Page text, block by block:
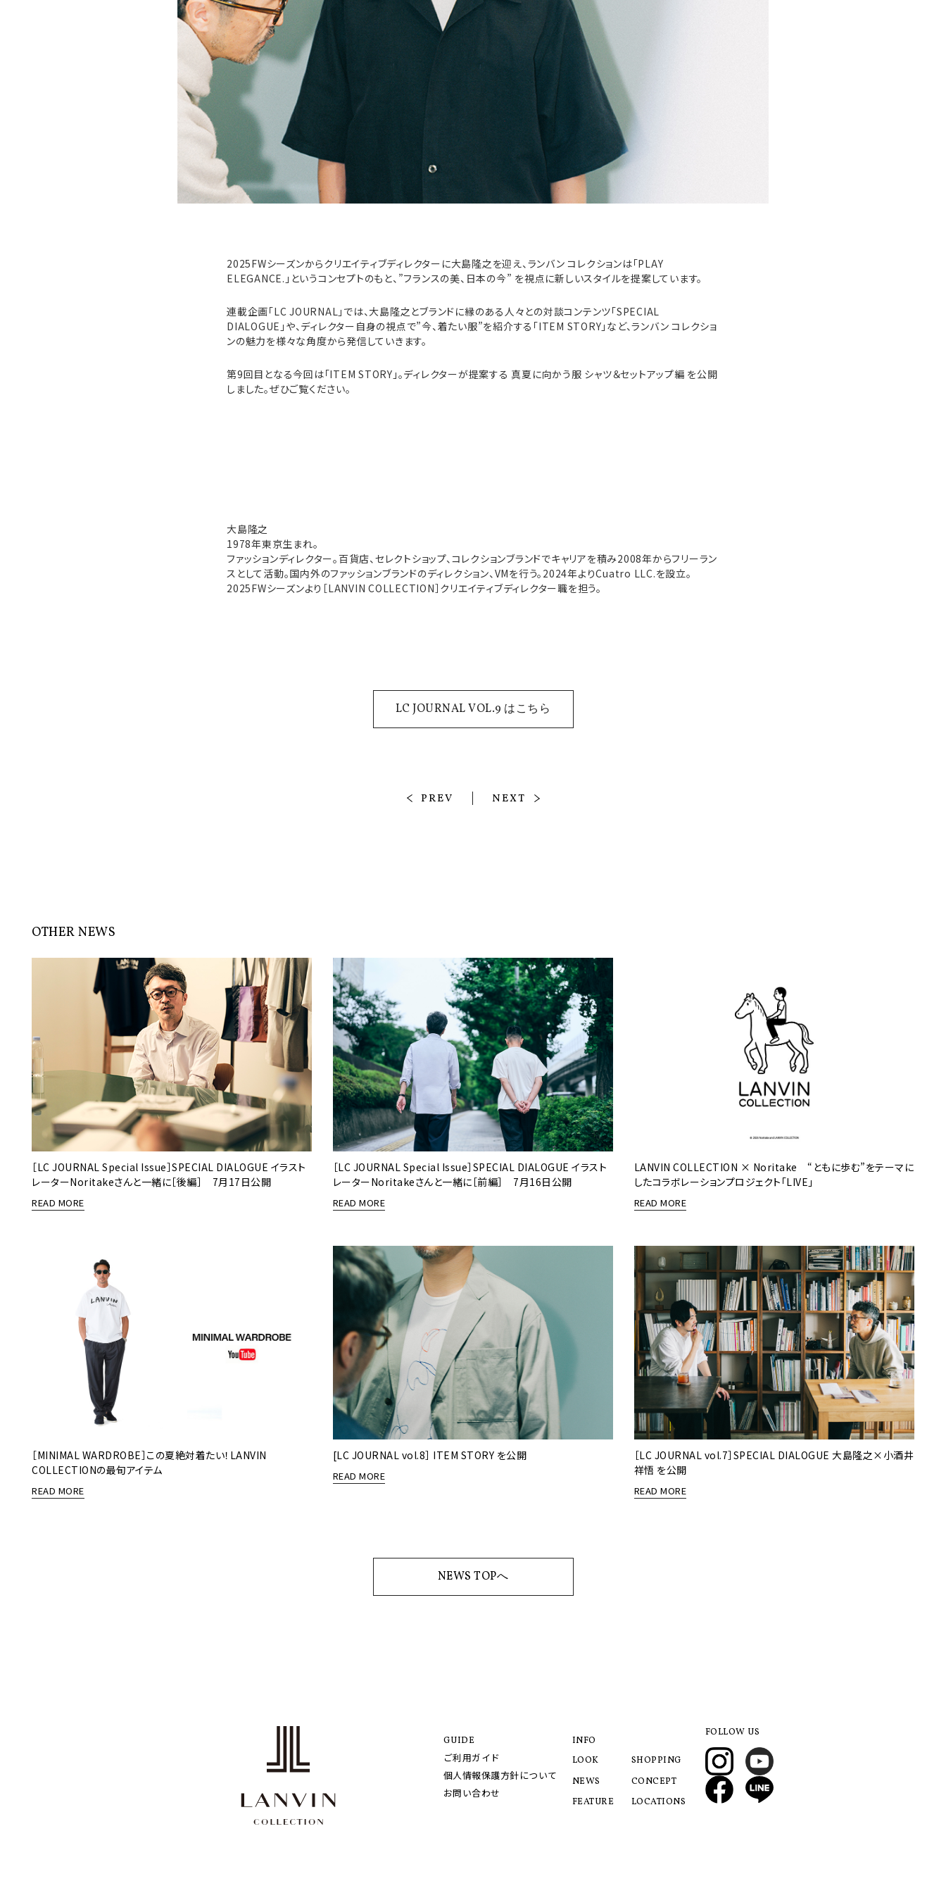
2025FWシーズンからクリエイティブディレクターに大島隆之を迎え、ランバン コレクションは「PLAY
ELEGANCE.」というコンセプトのもと、”フランスの美、日本の今” を視点に新しいスタイルを提案しています。
連載企画「LC JOURNAL」では、大島隆之とブランドに縁のある人々との対談コンテンツ「SPECIAL
DIALOGUE」や、ディレクター自身の視点で”今、着たい服”を紹介する「ITEM STORY」など、ランバン コレクショ
ンの魅力を様々な角度から発信していきます。
第9回目となる今回は「ITEM STORY」。ディレクターが提案する 真夏に向かう服 シャツ＆セットアップ編 を公開
しました。ぜひご覧ください。
大島隆之
1978年東京生まれ。
ファッションディレクター。百貨店、セレクトショップ、コレクションブランドでキャリアを積み2008年からフリーラン
スとして活動。国内外のファッションブランドのディレクション、VMを行う。2024年よりCuatro LLC.を設立。
2025FWシーズンより［LANVIN COLLECTION］クリエイティブディレクター職を担う。
LC JOURNAL VOL.9 はこちら
PREV NEXT
OTHER NEWS
［LC JOURNAL Special Issue］SPECIAL DIALOGUE イラスト
レーターNoritakeさんと一緒に［後編］ 7月17日公開
READ MORE
［LC JOURNAL Special Issue］SPECIAL DIALOGUE イラスト
レーターNoritakeさんと一緒に［前編］ 7月16日公開
READ MORE
LANVIN COLLECTION × Noritake “ともに歩む”をテーマに
したコラボレーションプロジェクト「LIVE」
READ MORE
［MINIMAL WARDROBE］この夏絶対着たい！LANVIN
COLLECTIONの最旬アイテム
READ MORE
[LC JOURNAL vol.8］ ITEM STORY を公開
READ MORE
［LC JOURNAL vol.7］SPECIAL DIALOGUE 大島隆之×小酒井
祥悟 を公開
READ MORE
NEWS TOPへ
GUIDE
ご利用ガイド
個人情報保護方針について
お問い合わせ
INFO
LOOK
NEWS
FEATURE
SHOPPING
CONCEPT
LOCATIONS
FOLLOW US